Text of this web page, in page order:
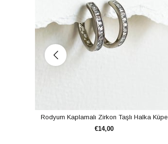
Rodyum Kaplamalı Zirkon Taşlı Halka Küpe
€14,00